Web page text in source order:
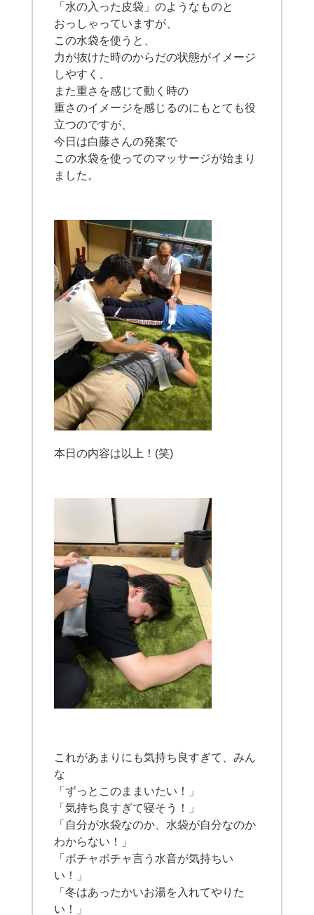
「水の入った皮袋」のようなものと
おっしゃっていますが、
この水袋を使うと、
力が抜けた時のからだの状態がイメージ
しやすく、
また重さを感じて動く時の
重さのイメージを感じるのにもとても役
立つのですが、
今日は白藤さんの発案で
この水袋を使ってのマッサージが始まり
ました。
本日の内容は以上！(笑)
これがあまりにも気持ち良すぎて、みん
な
「ずっとこのままいたい！」
「気持ち良すぎて寝そう！」
「自分が水袋なのか、水袋が自分なのか
わからない！」
「ポチャポチャ言う水音が気持ちい
い！」
「冬はあったかいお湯を入れてやりた
い！」